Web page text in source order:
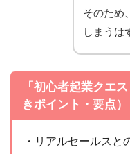
そのため
しまうは
「初心者起業クエ
きポイント・要点）
・リアルセールスと